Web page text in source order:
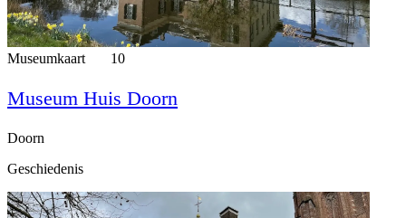
Museumkaart 10
Museum Huis Doorn
Doorn
Geschiedenis